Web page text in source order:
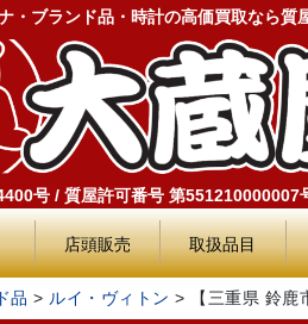
・ブランド品・時計の高価買取なら質
号 / 質屋許可番号 第551210000007
店頭販売 取扱品目
品 > ルイ・ヴィトン > 【三重県 鈴